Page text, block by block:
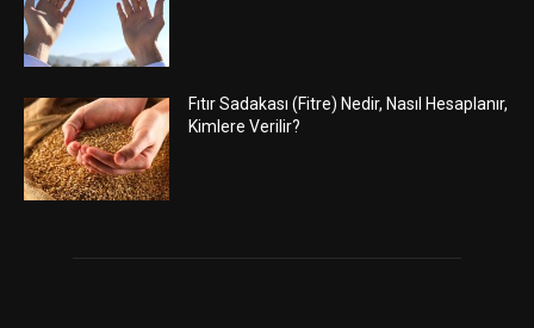
Fıtır Sadakası (Fitre) Nedir, Nasıl Hesaplanır,
Kimlere Verilir?